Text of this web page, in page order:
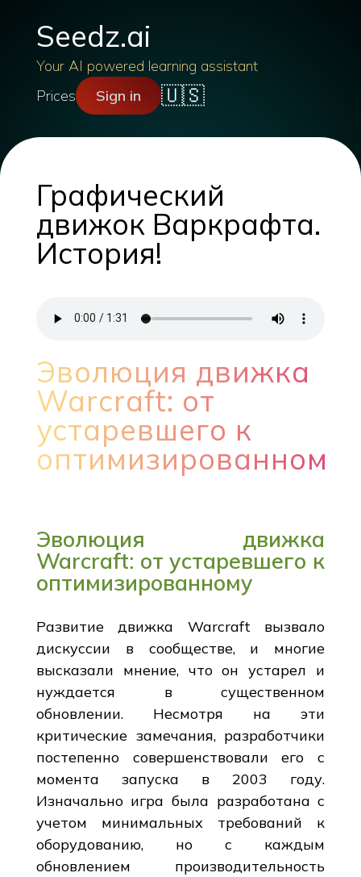
Seedz.ai
Your AI powered learning assistant
Prices
Sign in 🇺🇸
Графический
движок Варкрафта.
История!
Эволюция движка
Warcraft: от
устаревшего к
оптимизированному
Эволюция движка
Warcraft: от устаревшего к
оптимизированному
Развитие движка Warcraft вызвало
дискуссии в сообществе, и многие
высказали мнение, что он устарел и
нуждается в существенном
обновлении. Несмотря на эти
критические замечания, разработчики
постепенно совершенствовали его с
момента запуска в 2003 году.
Изначально игра была разработана с
учетом минимальных требований к
оборудованию, но с каждым
обновлением производительность